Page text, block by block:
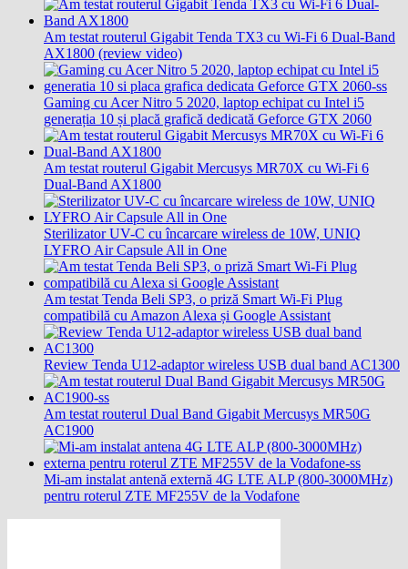
Am testat routerul Gigabit Tenda TX3 cu Wi-Fi 6 Dual-Band
AX1800 (review video)
Gaming cu Acer Nitro 5 2020, laptop echipat cu Intel i5
generația 10 și placă grafică dedicată Geforce GTX 2060
Am testat routerul Gigabit Mercusys MR70X cu Wi-Fi 6
Dual-Band AX1800
Sterilizator UV-C cu încarcare wireless de 10W, UNIQ
LYFRO Air Capsule All in One
Am testat Tenda Beli SP3, o priză Smart Wi-Fi Plug
compatibilă cu Amazon Alexa și Google Assistant
Review Tenda U12-adaptor wireless USB dual band AC1300
Am testat routerul Dual Band Gigabit Mercusys MR50G
AC1900
Mi-am instalat antenă externă 4G LTE ALP (800-3000MHz)
pentru roterul ZTE MF255V de la Vodafone